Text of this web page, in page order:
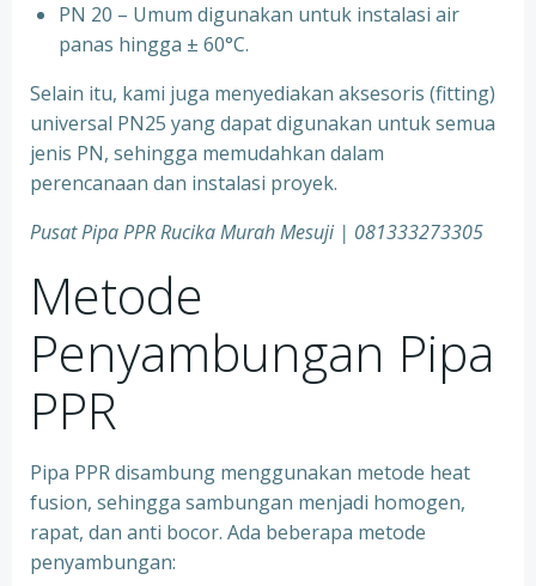
⁠PN 20 – Umum digunakan untuk instalasi air
panas hingga ± 60°C.
Selain itu, kami juga menyediakan aksesoris (fitting)
universal PN25 yang dapat digunakan untuk semua
jenis PN, sehingga memudahkan dalam
perencanaan dan instalasi proyek.
Pusat Pipa PPR Rucika Murah Mesuji | 081333273305
Metode
Penyambungan Pipa
PPR
Pipa PPR disambung menggunakan metode heat
fusion, sehingga sambungan menjadi homogen,
rapat, dan anti bocor. Ada beberapa metode
penyambungan: